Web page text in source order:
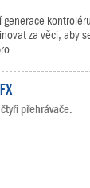
za věci, aby
přehrávače.